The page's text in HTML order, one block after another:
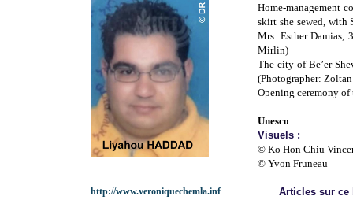
Home-management
skirt she sewed, with
Mrs. Esther Damias,
Mirlin)
The city of Be’er
(Photographer:
Opening ceremony
Unesco
Visuels :
© Ko Hon Chiu
© Yvon Fruneau
Articles sur ce
http://www.veroniquechemla.inf